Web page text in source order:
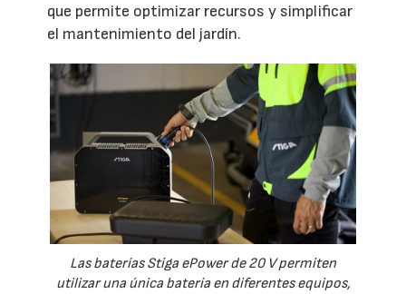
que permite optimizar recursos y simplificar
el mantenimiento del jardín.
Las baterías Stiga ePower de 20 V permiten
utilizar una única batería en diferentes equipos,